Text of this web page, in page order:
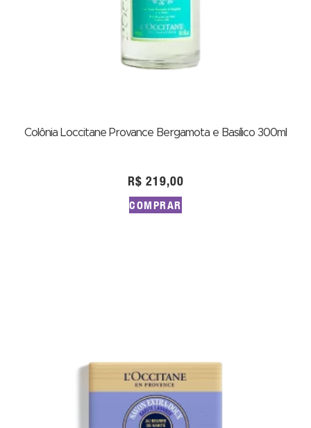
Colônia Loccitane Provance Bergamota e Basílico 300ml
R$ 219,00
COMPRAR